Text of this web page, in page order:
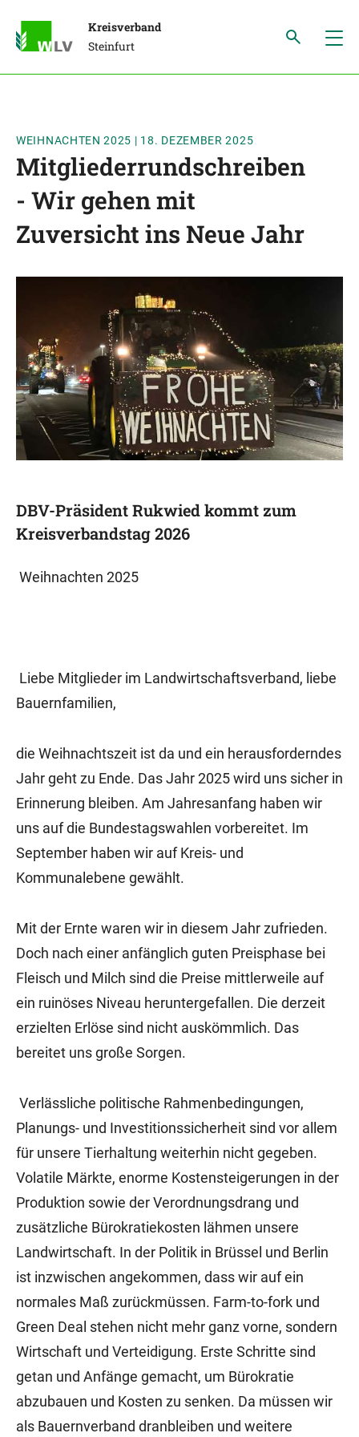
Kreisverband
Steinfurt
WEIHNACHTEN 2025 | 18. DEZEMBER 2025
Mitgliederrundschreiben
- Wir gehen mit
Zuversicht ins Neue Jahr
DBV-Präsident Rukwied kommt zum
Kreisverbandstag 2026
Weihnachten 2025
Liebe Mitglieder im Landwirtschaftsverband, liebe
Bauernfamilien,
die Weihnachtszeit ist da und ein herausforderndes
Jahr geht zu Ende. Das Jahr 2025 wird uns sicher in
Erinnerung bleiben. Am Jahresanfang haben wir
uns auf die Bundestagswahlen vorbereitet. Im
September haben wir auf Kreis- und
Kommunalebene gewählt.
Mit der Ernte waren wir in diesem Jahr zufrieden.
Doch nach einer anfänglich guten Preisphase bei
Fleisch und Milch sind die Preise mittlerweile auf
ein ruinöses Niveau heruntergefallen. Die derzeit
erzielten Erlöse sind nicht auskömmlich. Das
bereitet uns große Sorgen.
Verlässliche politische Rahmenbedingungen,
Planungs- und Investitionssicherheit sind vor allem
für unsere Tierhaltung weiterhin nicht gegeben.
Volatile Märkte, enorme Kostensteigerungen in der
Produktion sowie der Verordnungsdrang und
zusätzliche Bürokratiekosten lähmen unsere
Landwirtschaft. In der Politik in Brüssel und Berlin
ist inzwischen angekommen, dass wir auf ein
normales Maß zurückmüssen. Farm-to-fork und
Green Deal stehen nicht mehr ganz vorne, sondern
Wirtschaft und Verteidigung. Erste Schritte sind
getan und Anfänge gemacht, um Bürokratie
abzubauen und Kosten zu senken. Da müssen wir
als Bauernverband dranbleiben und weitere